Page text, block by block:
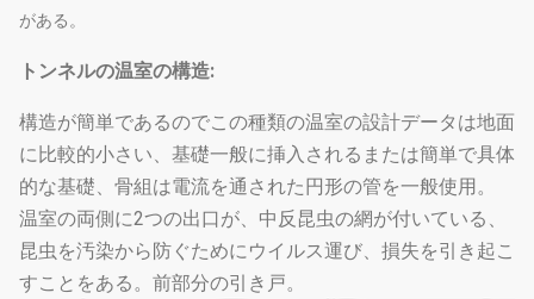
がある。
トンネルの温室の構造:
構造が簡単であるのでこの種類の温室の設計データは地面
に比較的小さい、基礎一般に挿入されるまたは簡単で具体
的な基礎、骨組は電流を通された円形の管を一般使用。
温室の両側に2つの出口が、中反昆虫の網が付いている、
昆虫を汚染から防ぐためにウイルス運び、損失を引き起こ
すことをある。前部分の引き戸。